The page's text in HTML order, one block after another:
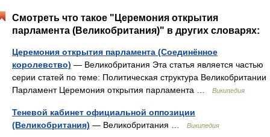
Смотреть что такое "Церемония открытия
парламента (Великобритания)" в других словарях:
Церемония открытия парламента (Соединённое
королевство) — Великобритания Эта статья является частью
серии статей по теме: Политическая структура Великобритании
Парламент Церемония открытия парламента …
Википедия
Теневой кабинет официальной оппозиции
(Великобритания) — Великобритания … Википедия